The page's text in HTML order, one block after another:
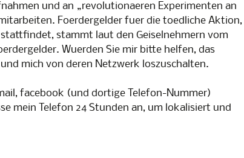
und an „revolutionaeren Experimenten an
Foerdergelder fuer die toedliche Aktion,
stammt laut den Geiselnehmern vom
Wuerden Sie mir bitte helfen, das
mich von deren Netzwerk loszuschalten.
facebook (und dortige Telefon-Nummer)
mein Telefon 24 Stunden an, um lokalisiert und